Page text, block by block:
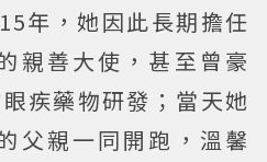
年，她因此長期擔任
親善大使，甚至曾豪
疾藥物研發；當天她
父親一同開跑，溫馨